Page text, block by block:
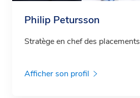
Philip Petursson
Stratège en chef des placements
Afficher son profil